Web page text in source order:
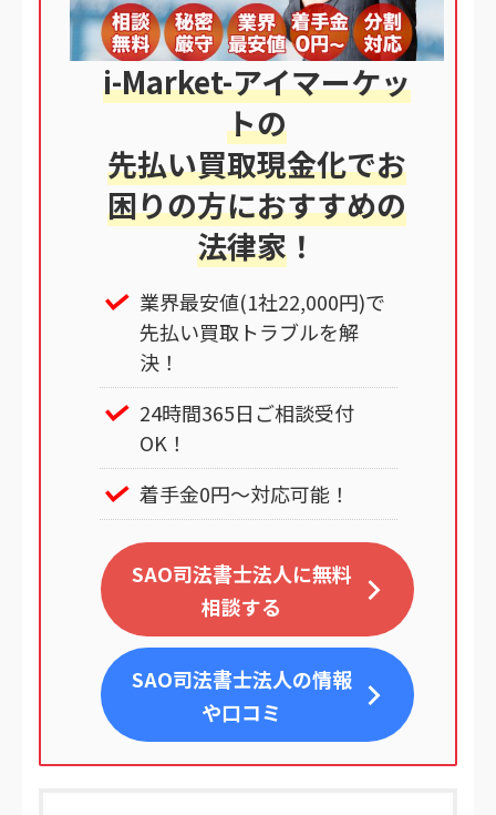
i-Market-アイマーケッ
トの
先払い買取現金化でお
困りの方におすすめの
法律家 ！
業界最安値(1社22,000円)で
先払い買取トラブルを解
決！
24時間365日ご相談受付
OK！
着手金0円～対応可能！
SAO司法書士法人に無料
相談する
SAO司法書士法人の情報
や口コミ